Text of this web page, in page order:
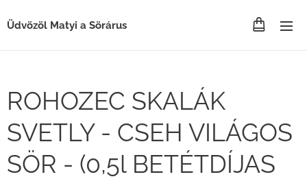
Üdvözöl Matyi a Sörárus
ROHOZEC SKALÁK
SVETLY - CSEH VILÁGOS
SÖR - (0,5l BETÉTDÍJAS